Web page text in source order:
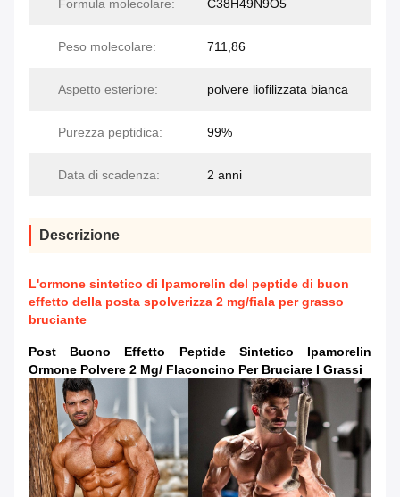
Formula molecolare: C38H49N9O5
Peso molecolare: 711,86
Aspetto esteriore: polvere liofilizzata bianca
Purezza peptidica: 99%
Data di scadenza: 2 anni
Descrizione
L'ormone sintetico di Ipamorelin del peptide di buon
effetto della posta spolverizza 2 mg/fiala per grasso
bruciante
Post Buono Effetto Peptide Sintetico Ipamorelin
Ormone Polvere 2 Mg/ Flaconcino Per Bruciare I Grassi